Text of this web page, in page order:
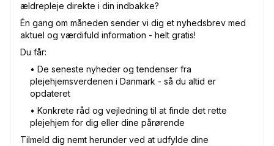
ældrepleje direkte i din indbakke?
Én gang om måneden sender vi dig et nyhedsbrev med
aktuel og værdifuld information - helt gratis!
Du får:
•⁠ De seneste nyheder og tendenser fra
plejehjemsverdenen i Danmark - så du altid er
opdateret
•⁠ Konkrete råd og vejledning til at finde det rette
plejehjem for dig eller dine pårørende
Tilmeld dig nemt herunder ved at udfylde dine